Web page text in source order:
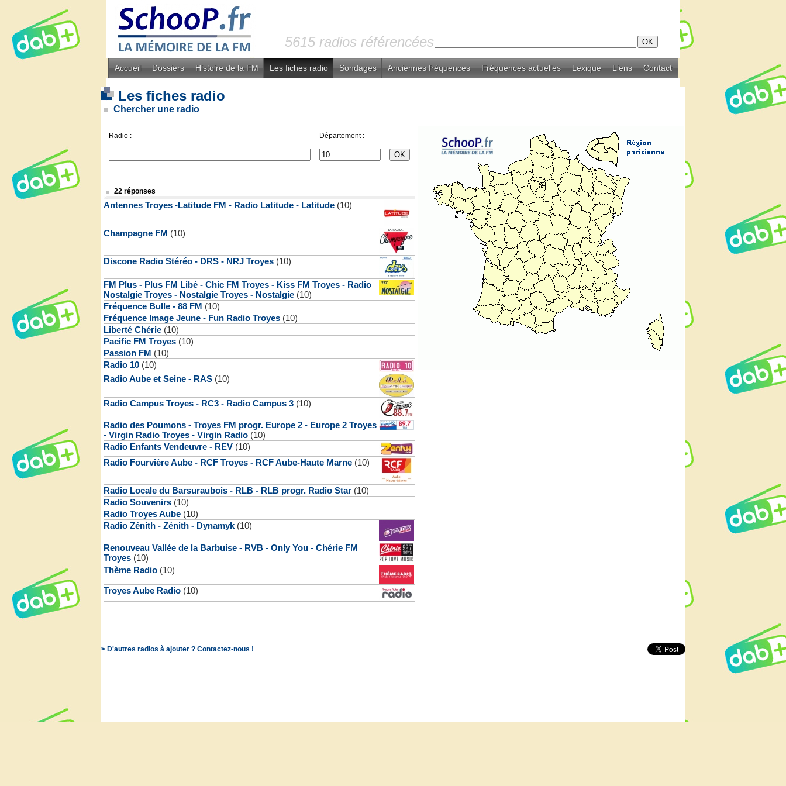
5615 radios référencées
Accueil Dossiers Histoire de la FM Les fiches radio Sondages Anciennes fréquences Fréquences actuelles Lexique Liens Contact
Les fiches radio
Chercher une radio
Radio : Département :
22 réponses
Antennes Troyes -Latitude FM - Radio Latitude - Latitude (10)
Champagne FM (10)
Discone Radio Stéréo - DRS - NRJ Troyes (10)
FM Plus - Plus FM Libé - Chic FM Troyes - Kiss FM Troyes - Radio
Nostalgie Troyes - Nostalgie Troyes - Nostalgie (10)
Fréquence Bulle - 88 FM (10)
Fréquence Image Jeune - Fun Radio Troyes (10)
Liberté Chérie (10)
Pacific FM Troyes (10)
Passion FM (10)
Radio 10 (10)
Radio Aube et Seine - RAS (10)
Radio Campus Troyes - RC3 - Radio Campus 3 (10)
Radio des Poumons - Troyes FM progr. Europe 2 - Europe 2 Troyes
- Virgin Radio Troyes - Virgin Radio (10)
Radio Enfants Vendeuvre - REV (10)
Radio Fourvière Aube - RCF Troyes - RCF Aube-Haute Marne (10)
Radio Locale du Barsuraubois - RLB - RLB progr. Radio Star (10)
Radio Souvenirs (10)
Radio Troyes Aube (10)
Radio Zénith - Zénith - Dynamyk (10)
Renouveau Vallée de la Barbuise - RVB - Only You - Chérie FM
Troyes (10)
Thème Radio (10)
Troyes Aube Radio (10)
> D'autres radios à ajouter ? Contactez-nous !